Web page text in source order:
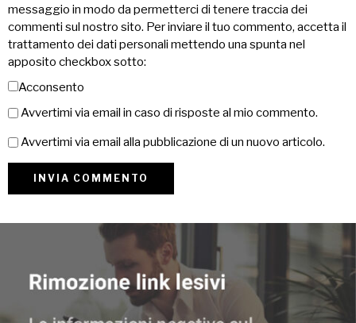
messaggio in modo da permetterci di tenere traccia dei
commenti sul nostro sito. Per inviare il tuo commento, accetta il
trattamento dei dati personali mettendo una spunta nel
apposito checkbox sotto:
Acconsento
Avvertimi via email in caso di risposte al mio commento.
Avvertimi via email alla pubblicazione di un nuovo articolo.